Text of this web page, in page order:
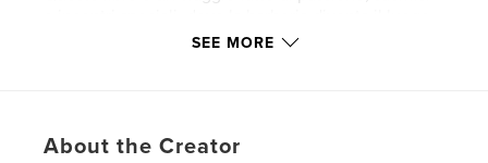
in cui le vite si intrecciano e i ricordi restano vivi nel
All’interno del libro trovano spazio anche due
SEE MORE
About the Creator